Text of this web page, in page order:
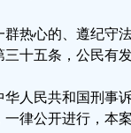
群热心的、遵纪守
三十五条，公民有
华人民共和国刑事
一律公开进行，本